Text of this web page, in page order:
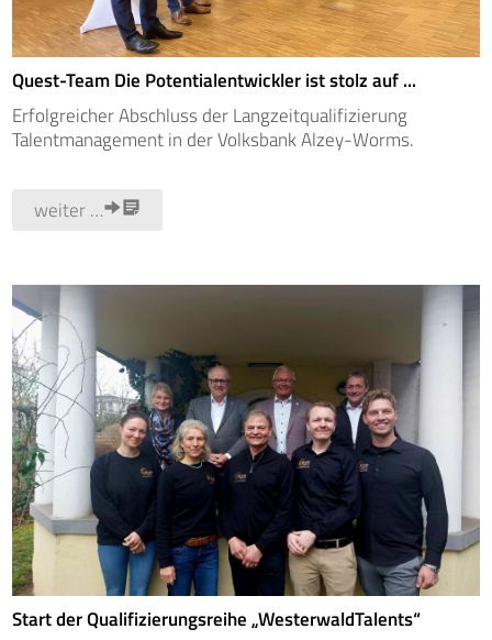
Quest-Team Die Potentialentwickler ist stolz auf ...
Erfolgreicher Abschluss der Langzeitqualifizierung
Talentmanagement in der Volksbank Alzey-Worms.
weiter …
Start der Qualifizierungsreihe „WesterwaldTalents“